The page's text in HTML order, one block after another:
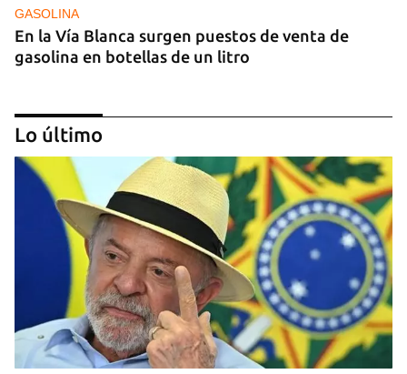
GASOLINA
En la Vía Blanca surgen puestos de venta de
gasolina en botellas de un litro
DONACIONES
China entrega otros 5.000 sistemas fotovoltaicos
para zonas rurales de Cuba
Lo último